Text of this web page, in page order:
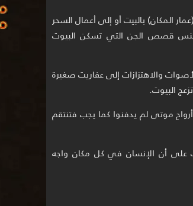
المكان) بالبيت أو إلى أعمال السحر
ننس قصص الجن التي تسكن البيوت
والاهتزازات إلى عفاريت صغيرة
البيوت.
موتى لم يدفنوا كما يجب فتنتقم
أن الإنسان في كل مكان واجه